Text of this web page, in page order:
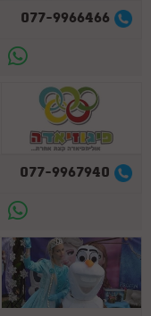
077-9966466
077-9967940